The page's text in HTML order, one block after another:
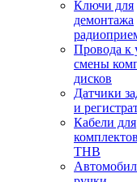
Ключи для
демонтажа
Провода к
смены
дисков
Датчики
и
Кабели для
THB